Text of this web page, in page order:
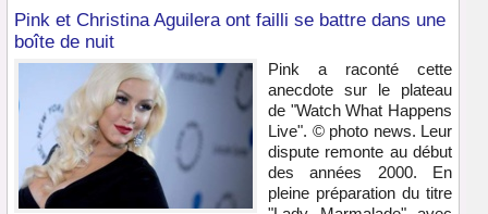
Pink et Christina Aguilera ont failli se battre dans une
boîte de nuit
Pink a raconté cette
anecdote sur le plateau
de "Watch What Happens
Live". © photo news. Leur
dispute remonte au début
des années 2000. En
pleine préparation du titre